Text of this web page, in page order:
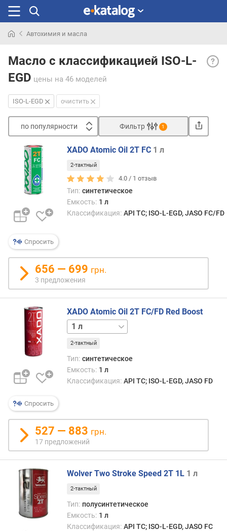
раньше
Автохимия и масла
Масло с классификацией ISO-L-
EGD цены на 46 моделей
ISO-
L-
EGD
ISO-
для
ISO-L-EGD очистить
по популярности
п
о
п
о
у
л
р
н
с
о
т
д
ш
е
в
х
к
д
о
р
о
и
м
о
т
Фильтр 1
Спросить
XADO Atomic Oil 2T FC 1 л
2-тактный
4.0 / 1 отзыв
Тип: синтетическое
Емкость: 1 л
Классификация: API TC; ISO-L-EGD, JASO FC/FD
656 — 699 грн.
3 предложения
Спросить
XADO Atomic Oil 2T FC/FD Red Boost
20 л
2-тактный
Тип: синтетическое
Емкость: 1 л
Классификация: API TC; ISO-L-EGD, JASO FD
527 — 883 грн.
17 предложений
Wolver Two Stroke Speed 2T 1L 1 л
2-тактный
Тип: полусинтетическое
Емкость: 1 л
Классификация: API TC; ISO-L-EGD, JASO FC